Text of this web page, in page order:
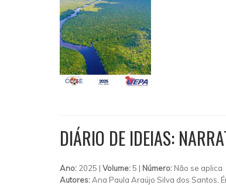
DIÁRIO DE IDEIAS:
Ano: 2025 | Volume:5 | Número: Não se aplica
Autores:Ana Paula Araújo Silva dos Santos,